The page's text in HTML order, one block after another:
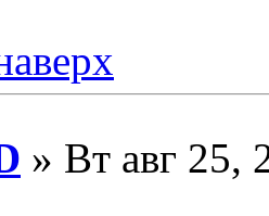
» Вт авг 25,